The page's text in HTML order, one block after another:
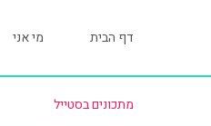
דף הבית מי אני
מתכונים בסטייל